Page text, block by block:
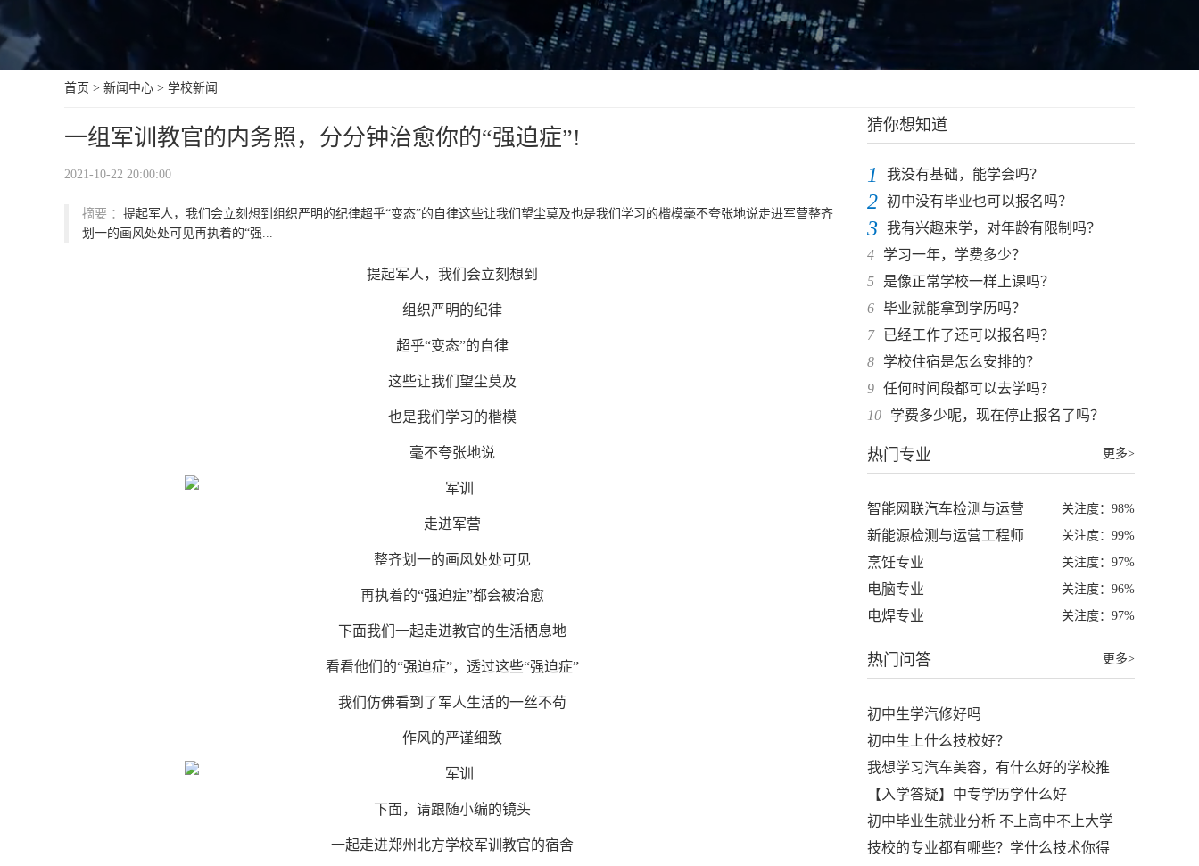
首页 > 新闻中心 > 学校新闻
一组军训教官的内务照，分分钟治愈你的“强迫症”!
2021-10-22 20:00:00
摘要 ： 提起军人，我们会立刻想到组织严明的纪律超乎“变态”的自律这些让我们望尘莫及也是我们学习的楷模毫不夸张地说走进军营整齐
划一的画风处处可见再执着的“强...
提起军人，我们会立刻想到
组织严明的纪律
超乎“变态”的自律
这些让我们望尘莫及
也是我们学习的楷模
毫不夸张地说
走进军营
整齐划一的画风处处可见
再执着的“强迫症”都会被治愈
下面我们一起走进教官的生活栖息地
看看他们的“强迫症”，透过这些“强迫症”
我们仿佛看到了军人生活的一丝不苟
作风的严谨细致
下面，请跟随小编的镜头
一起走进郑州北方学校军训教官的宿舍
猜你想知道
1 我没有基础，能学会吗？
2 初中没有毕业也可以报名吗？
3 我有兴趣来学，对年龄有限制吗？
4
学习一年，学费多少？
5
是像正常学校一样上课吗？
6 毕业就能拿到学历吗？
7
已经工作了还可以报名吗？
8
学校住宿是怎么安排的？
9 任何时间段都可以去学吗？
10
学费多少呢，现在停止报名了吗？
热门专业 更多>
智能网联汽车检测与运营 关注度：98%
新能源检测与运营工程师 关注度：99%
烹饪专业 关注度：97%
电脑专业 关注度：96%
电焊专业 关注度：97%
热门问答 更多>
初中生学汽修好吗
初中生上什么技校好？
我想学习汽车美容，有什么好的学校推
【入学答疑】中专学历学什么好
初中毕业生就业分析 不上高中不上大学
技校的专业都有哪些？学什么技术你得